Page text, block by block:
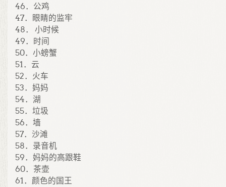
46．公鸡
47．眼睛的监牢
48． 小时候
49．时间
50．小螃蟹
51．云
52．火车
53．妈妈
54．湖
55．垃圾
56．墙
57．沙滩
58．录音机
59．妈妈的高跟鞋
60．茶壶
61．颜色的国王